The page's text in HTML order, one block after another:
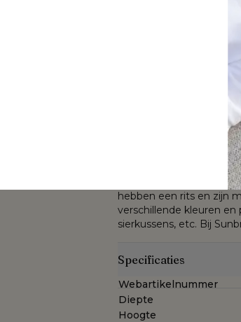
Perfectie schuilt in
speelse, organische
gemaakt van
kussens zijn uniek en
Sunbrella® Luxe is een
enkel waterafstotend is
De Sunbrella® Luxe
buiten blijven en toont
gekleurde acrylvezel.
gecombineerd met een
met open
hebben een rits en zijn
verschillende kleuren en
sierkussens, etc. Bij
Specificaties
Webartikelnummer
Diepte
Hoogte